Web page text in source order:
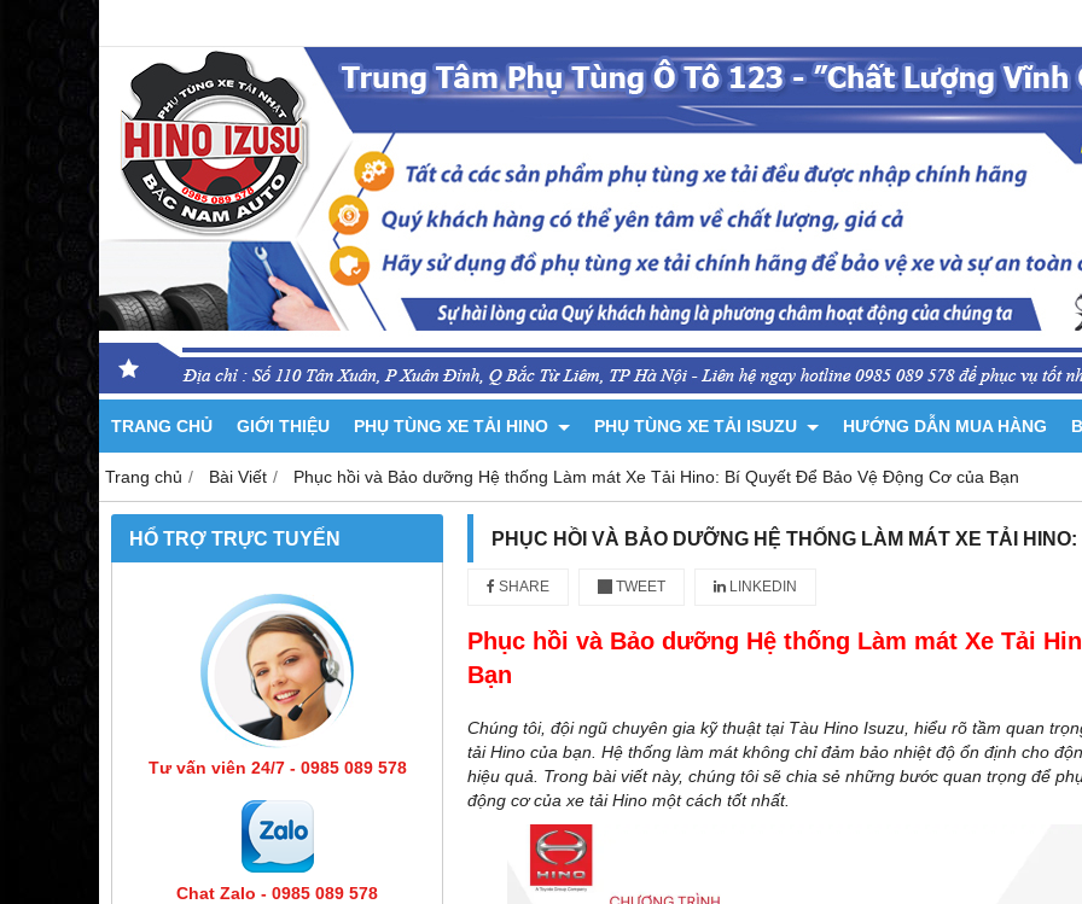
TRANG CHỦ GIỚI THIỆU PHỤ TÙNG XE TẢI HINO PHỤ TÙNG XE TẢI ISUZU HƯỚNG DẪN MUA HÀNG
Trang chủ Bài Viết Phục hồi và Bảo dưỡng Hệ thống Làm mát Xe Tải Hino: Bí Quyết Để Bảo Vệ Động Cơ của Bạn
HỔ TRỢ TRỰC TUYẾN
Tư vấn viên 24/7 - 0985 089 578
Chat Zalo - 0985 089 578
PHỤC HỒI VÀ BẢO DƯỠNG HỆ THỐNG LÀM MÁT XE TẢI
SHARE TWEET LINKEDIN
Phục hồi và Bảo dưỡng Hệ thống Làm mát Xe Tải
Bạn
Chúng tôi, đội ngũ chuyên gia kỹ thuật tại Tàu Hino Isuzu, hiểu rõ tầm quan
tải Hino của bạn. Hệ thống làm mát không chỉ đảm bảo nhiệt độ ổn định cho
hiệu quả. Trong bài viết này, chúng tôi sẽ chia sẻ những bước quan trọng để
động cơ của xe tải Hino một cách tốt nhất.